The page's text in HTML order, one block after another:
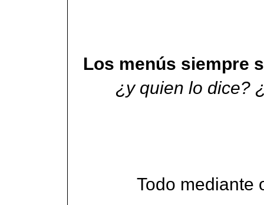
Los menús siempre
¿y quien lo dice?
Todo mediante